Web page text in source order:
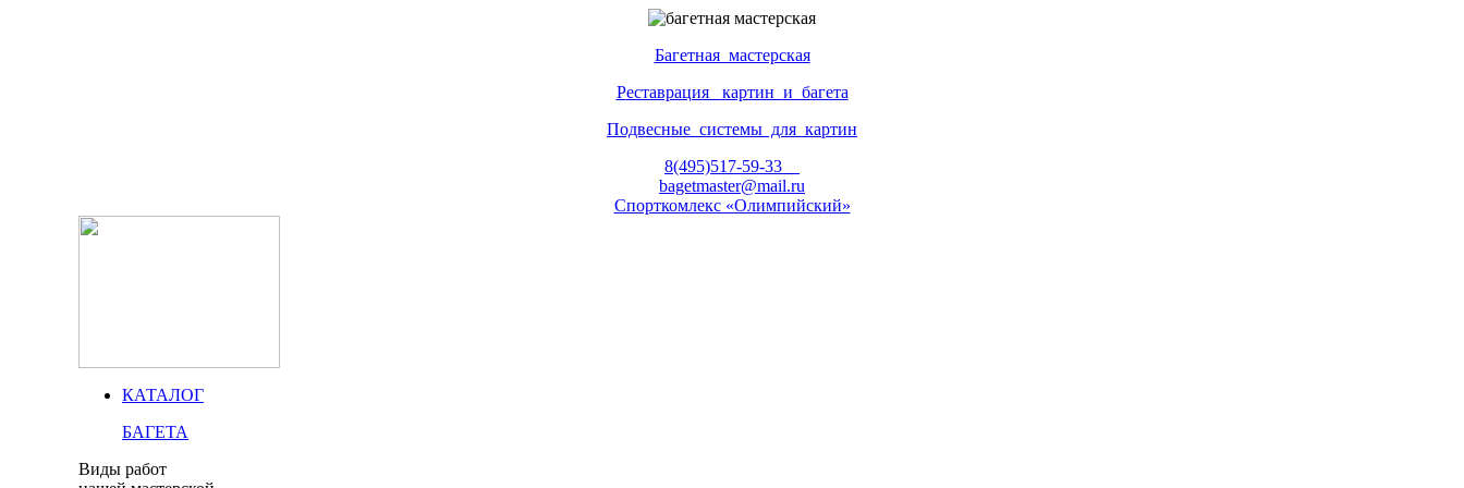
Багетная мастерская
Реставрация картин и багета
Подвесные системы для картин
8(495)517-59-33
bagetmaster@mail.ru
Спорткомлекс «Олимпийский»
КАТАЛОГ
БАГЕТА
Виды работ